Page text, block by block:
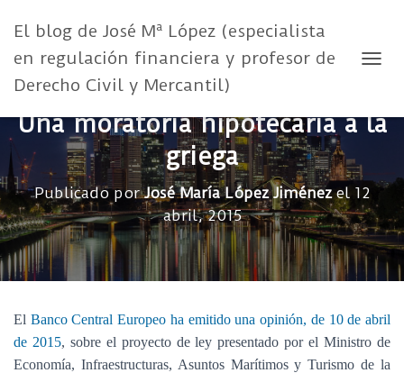
El blog de José Mª López (especialista
en regulación financiera y profesor de
Derecho Civil y Mercantil)
Una moratoria hipotecaria a la
griega
Publicado porJosé María López Jiménezel 12
abril, 2015
El Banco Central Europeo ha emitido una opinión, de 10 de abril
de 2015, sobre el proyecto de ley presentado por el Ministro de
Economía, Infraestructuras, Asuntos Marítimos y Turismo de la